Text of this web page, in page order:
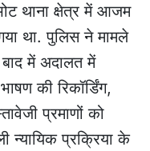
थाना क्षेत्र में आजम
था. पुलिस ने मामले
में अदालत में
की रिकॉर्डिंग,
प्रमाणों को
न्यायिक प्रक्रिया के